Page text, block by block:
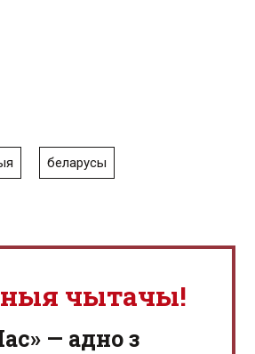
беларусы
чытачы!
— адно з